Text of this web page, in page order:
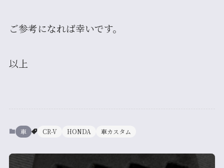
ご参考になれば幸いです。
以上
車 CR-V HONDA 車カスタム